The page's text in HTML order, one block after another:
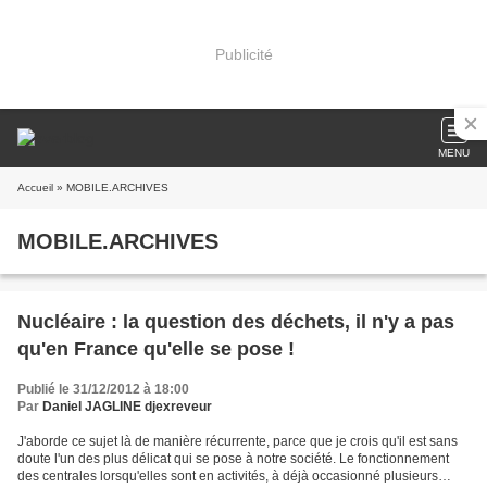
Publicité
MENU
Accueil » MOBILE.ARCHIVES
MOBILE.ARCHIVES
Nucléaire : la question des déchets, il n'y a pas
qu'en France qu'elle se pose !
Publié le 31/12/2012 à 18:00
Par Daniel JAGLINE djexreveur
J'aborde ce sujet là de manière récurrente, parce que je crois qu'il est sans
doute l'un des plus délicat qui se pose à notre société. Le fonctionnement
des centrales lorsqu'elles sont en activités, à déjà occasionné plusieurs